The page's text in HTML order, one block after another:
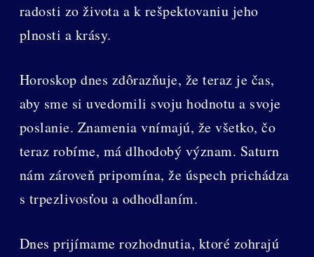
radosti zo života a k rešpektovaniu jeho
plnosti a krásy.
Horoskop dnes zdôrazňuje, že teraz je čas,
aby sme si uvedomili svoju hodnotu a svoje
poslanie. Znamenia vnímajú, že všetko, čo
teraz robíme, má dlhodobý význam. Saturn
nám zároveň pripomína, že úspech prichádza
s trpezlivosťou a odhodlaním.
Dnes prijímame rozhodnutia, ktoré zohrajú